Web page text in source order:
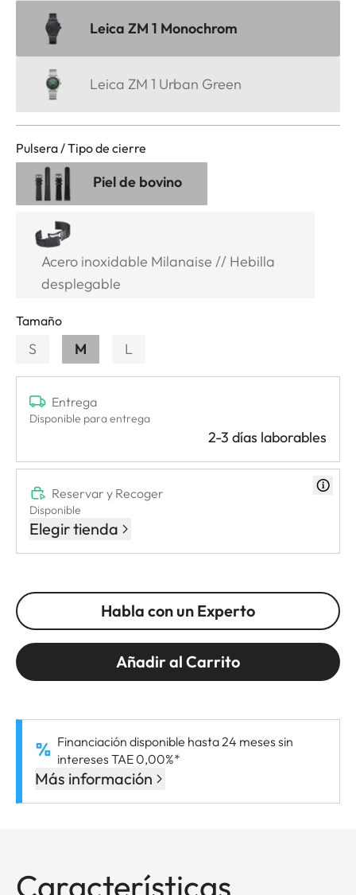
Leica ZM 1 Monochrom
Leica ZM 1 Urban Green
Pulsera / Tipo de cierre
Piel de bovino
Acero inoxidable Milanaise // Hebilla
desplegable
Tamaño
S M L
Entrega
Disponible para entrega
2-3 días laborables
Reservar y Recoger
Disponible
Elegir tienda
Habla con un Experto
Añadir al Carrito
Financiación disponible hasta 24 meses sin
intereses TAE 0,00%*
Más información
Características